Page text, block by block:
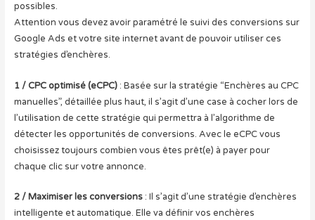
possibles.
Attention vous devez avoir paramétré le suivi des conversions sur
Google Ads et votre site internet avant de pouvoir utiliser ces
stratégies d’enchères.
1 / CPC optimisé (eCPC): Basée sur la stratégie “Enchères au CPC
manuelles”, détaillée plus haut, il s’agit d’une case à cocher lors de
l’utilisation de cette stratégie qui permettra à l’algorithme de
détecter les opportunités de conversions. Avec le eCPC vous
choisissez toujours combien vous êtes prêt(e) à payer pour
chaque clic sur votre annonce.
2 / Maximiser les conversions: Il s’agit d’une stratégie d’enchères
intelligente et automatique. Elle va définir vos enchères